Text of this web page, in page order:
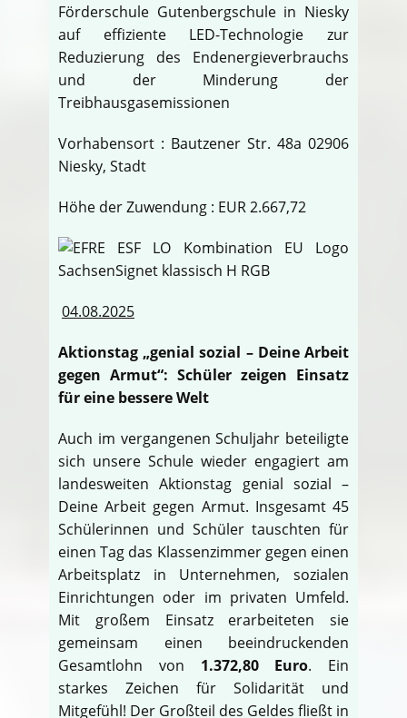
Förderschule Gutenbergschule in Niesky
auf effiziente LED-Technologie zur
Reduzierung des Endenergieverbrauchs
und der Minderung der
Treibhausgasemissionen
Vorhabensort : Bautzener Str. 48a 02906
Niesky, Stadt
Höhe der Zuwendung : EUR 2.667,72
04.08.2025
Aktionstag „genial sozial – Deine Arbeit
gegen Armut“: Schüler zeigen Einsatz
für eine bessere Welt
Auch im vergangenen Schuljahr beteiligte
sich unsere Schule wieder engagiert am
landesweiten Aktionstag genial sozial –
Deine Arbeit gegen Armut. Insgesamt 45
Schülerinnen und Schüler tauschten für
einen Tag das Klassenzimmer gegen einen
Arbeitsplatz in Unternehmen, sozialen
Einrichtungen oder im privaten Umfeld.
Mit großem Einsatz erarbeiteten sie
gemeinsam einen beeindruckenden
Gesamtlohn von 1.372,80 Euro. Ein
starkes Zeichen für Solidarität und
Mitgefühl! Der Großteil des Geldes fließt in